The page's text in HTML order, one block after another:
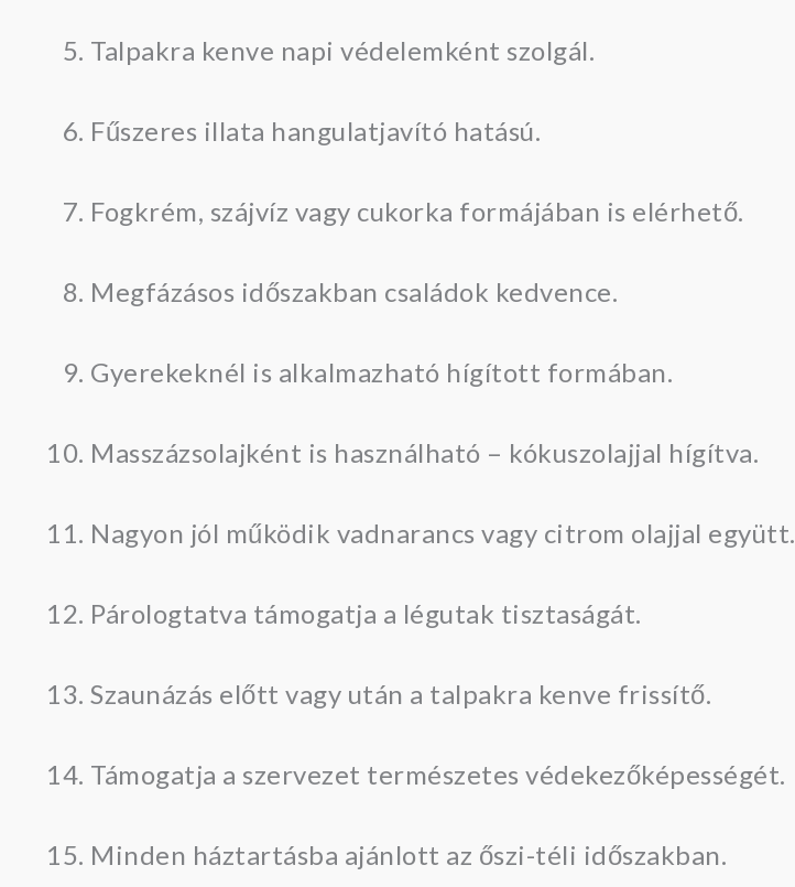
Talpakra kenve napi védelemként szolgál.
Fűszeres illata hangulatjavító hatású.
Fogkrém, szájvíz vagy cukorka formájában is elérhető.
Megfázásos időszakban családok kedvence.
Gyerekeknél is alkalmazható hígított formában.
Masszázsolajként is használható – kókuszolajjal hígítva.
Nagyon jól működik vadnarancs vagy citrom olajjal együtt.
Párologtatva támogatja a légutak tisztaságát.
Szaunázás előtt vagy után a talpakra kenve frissítő.
Támogatja a szervezet természetes védekezőképességét.
Minden háztartásba ajánlott az őszi-téli időszakban.